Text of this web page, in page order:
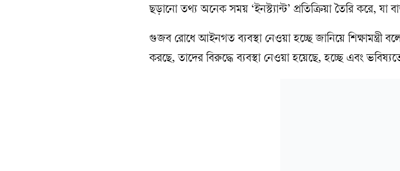
ছড়ানো তথ্য অনেক সময় ‘ইনস্ট্যান্ট’ প্রতিক্রিয়া তৈরি করে, যা
‎গুজব রোধে আইনগত ব্যবস্থা নেওয়া হচ্ছে জানিয়ে শিক্ষামন্ত্রী
করছে, তাদের বিরুদ্ধে ব্যবস্থা নেওয়া হয়েছে, হচ্ছে এবং